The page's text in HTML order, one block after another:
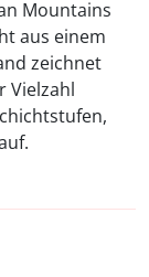
Mountains
aus einem
zeichnet
Vielzahl